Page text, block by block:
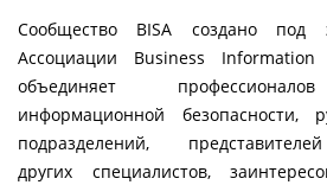
Сообщество BISA создано под
Ассоциации Business
объединяет
информационной безопасности,
подразделений,
других специалистов,